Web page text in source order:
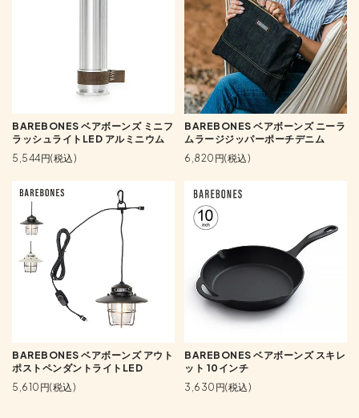
BAREBONES ベアボーンズ ミニフ
ラッシュライトLED アルミニウム
5,544円(税込)
BAREBONES ベアボーンズ ニーラ
ムラージジッパーポーチデニム
6,820円(税込)
BAREBONES ベアボーンズ アウト
ポストペンダントライトLED
5,610円(税込)
BAREBONES ベアボーンズ スキレ
ット 10インチ
3,630円(税込)